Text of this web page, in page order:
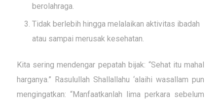
berolahraga.
Tidak berlebih hingga melalaikan aktivitas ibadah
atau sampai merusak kesehatan.
Kita sering mendengar pepatah bijak: “Sehat itu mahal
harganya.” Rasulullah Shallallahu ‘alaihi wasallam pun
mengingatkan: “Manfaatkanlah lima perkara sebelum